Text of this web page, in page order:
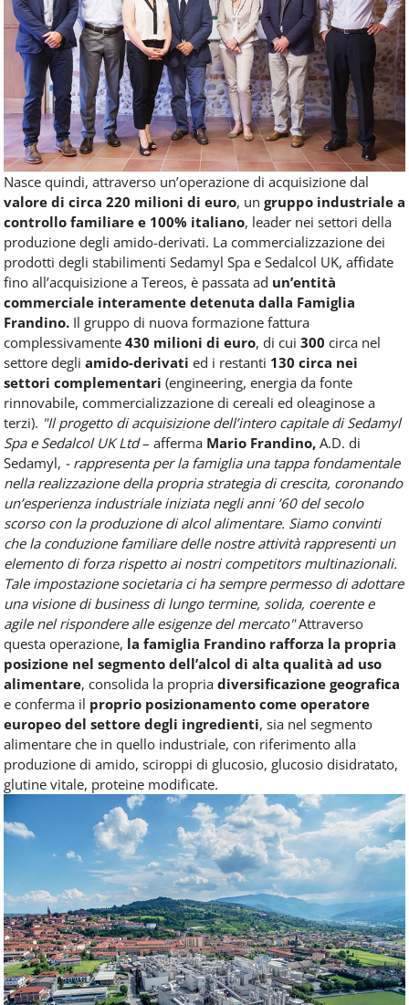
Nasce quindi, attraverso un’operazione di acquisizione dal
valore di circa 220 milioni di euro, un gruppo industriale a
controllo familiare e 100% italiano, leader nei settori della
produzione degli amido-derivati. La commercializzazione dei
prodotti degli stabilimenti Sedamyl Spa e Sedalcol UK, affidate
fino all’acquisizione a Tereos, è passata ad un’entità
commerciale interamente detenuta dalla Famiglia
Frandino. Il gruppo di nuova formazione fattura
complessivamente 430 milioni di euro, di cui 300 circa nel
settore degli amido-derivati ed i restanti 130 circa nei
settori complementari (engineering, energia da fonte
rinnovabile, commercializzazione di cereali ed oleaginose a
terzi). "Il progetto di acquisizione dell’intero capitale di Sedamyl
Spa e Sedalcol UK Ltd– afferma Mario Frandino, A.D. di
Sedamyl, - rappresenta per la famiglia una tappa fondamentale
nella realizzazione della propria strategia di crescita, coronando
un’esperienza industriale iniziata negli anni ’60 del secolo
scorso con la produzione di alcol alimentare. Siamo convinti
che la conduzione familiare delle nostre attività rappresenti un
elemento di forza rispetto ai nostri competitors multinazionali.
Tale impostazione societaria ci ha sempre permesso di adottare
una visione di business di lungo termine, solida, coerente e
agile nel rispondere alle esigenze del mercato"Attraverso
questa operazione, la famiglia Frandino rafforza la propria
posizione nel segmento dell’alcol di alta qualità ad uso
alimentare, consolida la propria diversificazione geografica
e conferma il proprio posizionamento come operatore
europeo del settore degli ingredienti, sia nel segmento
alimentare che in quello industriale, con riferimento alla
produzione di amido, sciroppi di glucosio, glucosio disidratato,
glutine vitale, proteine modificate.